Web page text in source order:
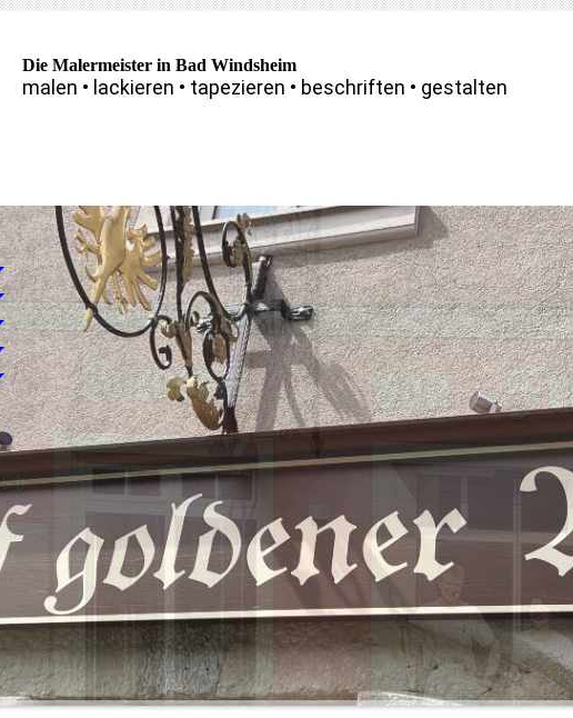
Die Malermeister in Bad Windsheim
malen • lackieren • tapezieren • beschriften • gestalten